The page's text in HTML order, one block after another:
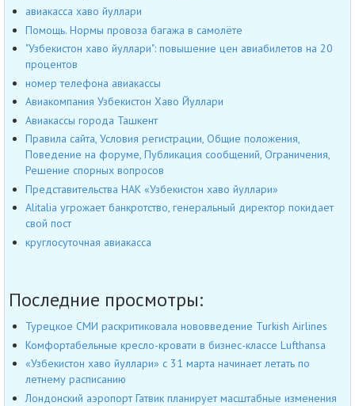
авиакасса хаво йуллари
Помощь. Нормы провоза багажа в самолёте
"Узбекистон хаво йуллари": повышение цен авиабилетов на 20
процентов
номер телефона авиакассы
Авиакомпания Узбекистон Хаво Йуллари
Авиакассы города Ташкент
Правила сайта, Условия регистрации, Общие положения,
Поведение на форуме, Публикация сообщений, Ограничения,
Решение спорных вопросов
Представительства НАК «Узбекистон хаво йуллари»
Alitalia угрожает банкротство, генеральный директор покидает
свой пост
круглосуточная авиакасса
Последние просмотры:
Турецкое СМИ раскритиковала нововведение Turkish Airlines
Комфортабельные кресло-кровати в бизнес-классе Lufthansa
«Узбекистон хаво йуллари» с 31 марта начинает летать по
летнему расписанию
Лондонский аэропорт Гатвик планирует масштабные изменения